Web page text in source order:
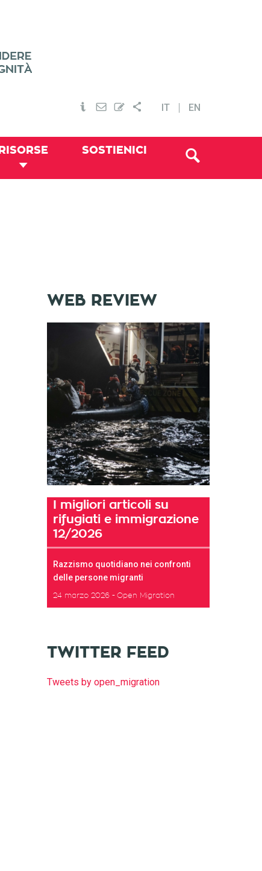
IT EN
RISORSE SOSTIENICI
WEB REVIEW
I migliori articoli su
rifugiati e immigrazione
12/2026
Razzismo quotidiano nei confronti
delle persone migranti
24 marzo 2026 Open Migration
TWITTER FEED
Tweets by open_migration